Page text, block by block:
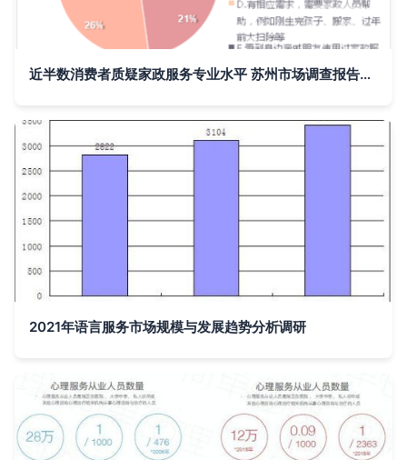
近半数消费者质疑家政服务专业水平 苏州市场调查报告揭示行业痛点
2021年语言服务市场规模与发展趋势分析调研